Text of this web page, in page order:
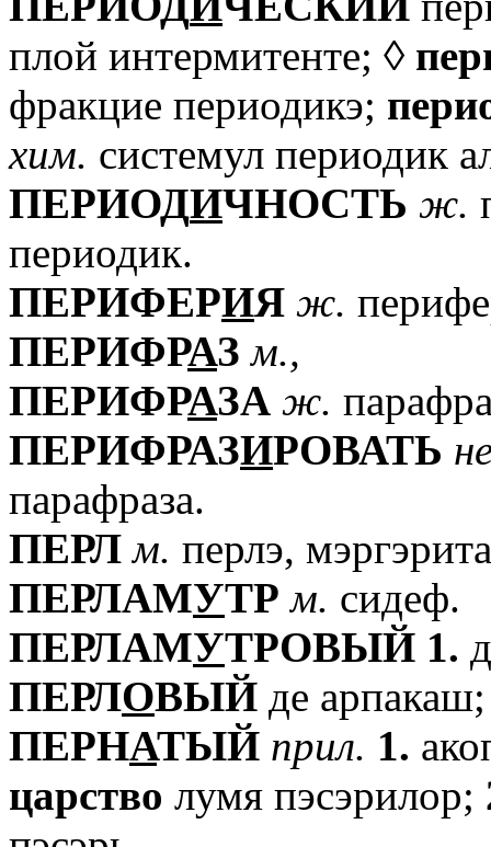
плой интермитенте; ◊
фракцие периодикэ;
хим. системул периодик
ПЕРИОДИЧНОСТЬ ж.
периодик.
ПЕРИФЕРИЯ ж.
ПЕРИФРАЗ м.,
ПЕРИФРАЗА ж.
ПЕРИФРАЗИРОВАТЬ
парафраза.
ПЕРЛ м. перлэ,
ПЕРЛАМУТР м. сидеф.
ПЕРЛАМУТРОВЫЙ 1.
ПЕРЛОВЫЙ де
ПЕРНАТЫЙ прил. 1.
царство лумя пэсэрилор;